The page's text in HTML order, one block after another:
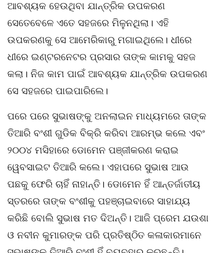
ଆବଶ୍ୟକ ହେଉଥିବା ଯାନ୍ତ୍ରିକ ଉପକରଣ
ସେତେବେଳେ ଏତେ ସହଜରେ ମିଳୁନଥିଲା। ଏହି
ଉପକରଣକୁ ସେ ଆମେରିକାରୁ ମଗାଇଥିଲେ। ଧୀରେ
ଧୀରେ ଇଣ୍ଟରନେଟର ପ୍ରସାର ତାଙ୍କ କାମକୁ ସହଜ
କଲା। ନିଜ କାମ ପାଇଁ ଆବଶ୍ୟକ ଯାନ୍ତ୍ରିକ ଉପକରଣ
ସେ ସହଜରେ ପାଇପାରିଲେ।
ପରେ ପରେ ସୁଭାଷଙ୍କୁ ଅନଲାଇନ ମାଧ୍ୟମରେ ତାଙ୍କ
ତିଆରି ବଂଶୀ ଗୁଡିକ ବିକ୍ରି କରିବା ଆରମ୍ଭ କଲେ ଏବଂ
୨୦୦୪ ମସିହାରେ ଡୋମେନ ପଞ୍ଜୀକରଣ କରାଇ
ୱେବସାଇଟ ତିଆରି କଲେ। ଏହାପରେ ସୁଭାଷ ଆଉ
ପଛକୁ ଫେରି ଚାହିଁ ନାହାନ୍ତି। ଡୋମେନ ହିଁ ଆନ୍ତର୍ଜାତୀୟ
ସ୍ତରରେ ତାଙ୍କ ବଂଶୀକୁ ପହଞ୍ଚାଇବାରେ ସାହାଯ୍ୟ
କରିଛି ବୋଲି ସୁଭାଷ ମତ ଦିଅନ୍ତି। ଆଜି ପ୍ରେମ ଯଉଶା
ଓ ନବୀନ କୁମାରଙ୍କ ପରି ପ୍ରତିଷ୍ଠିତ କଳାକାରମାନେ